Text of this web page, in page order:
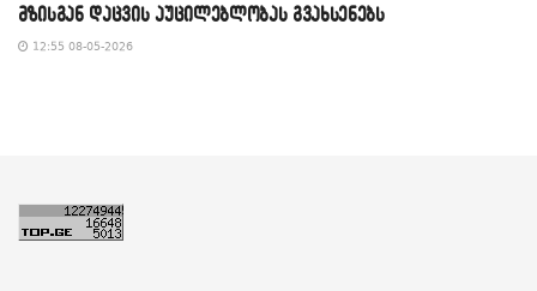
მზისგან დაცვის აუცილებლობას გვახსენებს
12:55 08-05-2026